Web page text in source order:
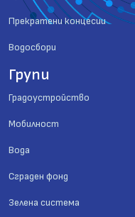
Прекратени концесии
Водосбори
Групи
Градоустройство
Мобилност
Вода
Сграден фонд
Зелена система